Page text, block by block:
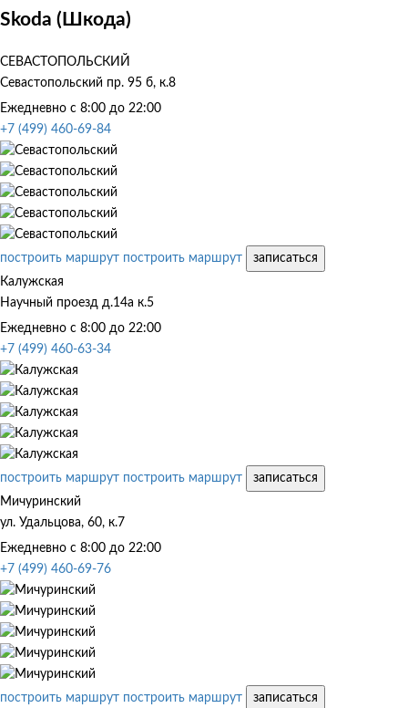
Skoda (Шкода)
СЕВАСТОПОЛЬСКИЙ
Севастопольский пр. 95 б, к.8
Ежедневно с 8:00 до 22:00
+7 (499) 460-69-84
построить маршрут построить маршрут
записаться
Калужская
Научный проезд д.14а к.5
Ежедневно с 8:00 до 22:00
+7 (499) 460-63-34
построить маршрут построить маршрут
записаться
Мичуринский
ул. Удальцова, 60, к.7
Ежедневно с 8:00 до 22:00
+7 (499) 460-69-76
построить маршрут построить маршрут
записаться